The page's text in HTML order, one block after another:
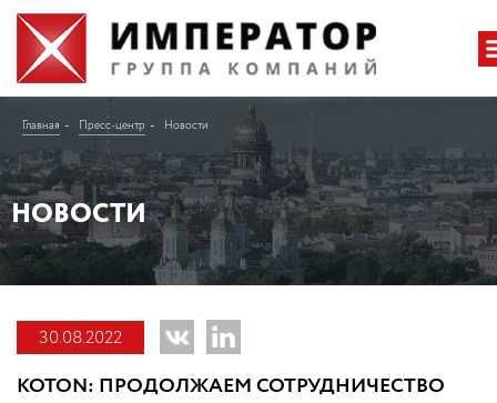
Главная Пресс-центр Новости
НОВОСТИ
30.08.2022
KOTON: ПРОДОЛЖАЕМ СОТРУДНИЧЕСТВО